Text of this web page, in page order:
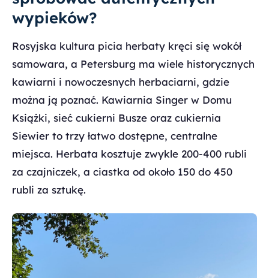
wypieków?
Rosyjska kultura picia herbaty kręci się wokół
samowara, a Petersburg ma wiele historycznych
kawiarni i nowoczesnych herbaciarni, gdzie
można ją poznać. Kawiarnia Singer w Domu
Książki, sieć cukierni Busze oraz cukiernia
Siewier to trzy łatwo dostępne, centralne
miejsca. Herbata kosztuje zwykle 200-400 rubli
za czajniczek, a ciastka od około 150 do 450
rubli za sztukę.